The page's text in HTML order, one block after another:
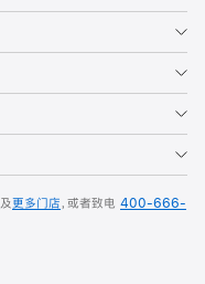
及更多门店，或者致电 400-666-